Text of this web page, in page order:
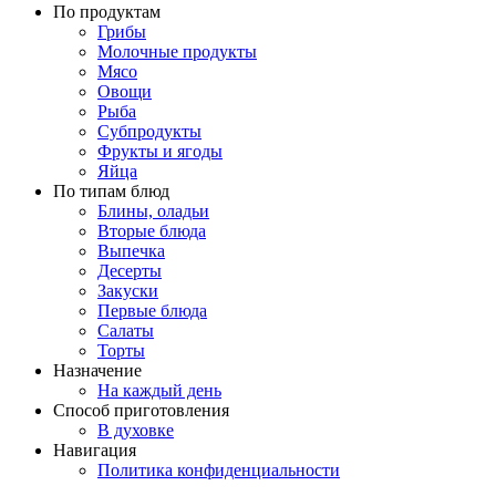
По продуктам
Грибы
Молочные продукты
Мясо
Овощи
Рыба
Субпродукты
Фрукты и ягоды
Яйца
По типам блюд
Блины, оладьи
Вторые блюда
Выпечка
Десерты
Закуски
Первые блюда
Салаты
Торты
Назначение
На каждый день
Способ приготовления
В духовке
Навигация
Политика конфиденциальности